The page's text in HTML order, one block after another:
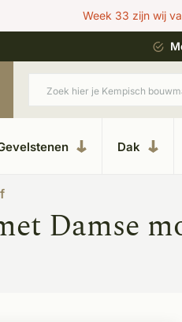
Week 33 zijn wij
bouwstijl
Dak
Damse